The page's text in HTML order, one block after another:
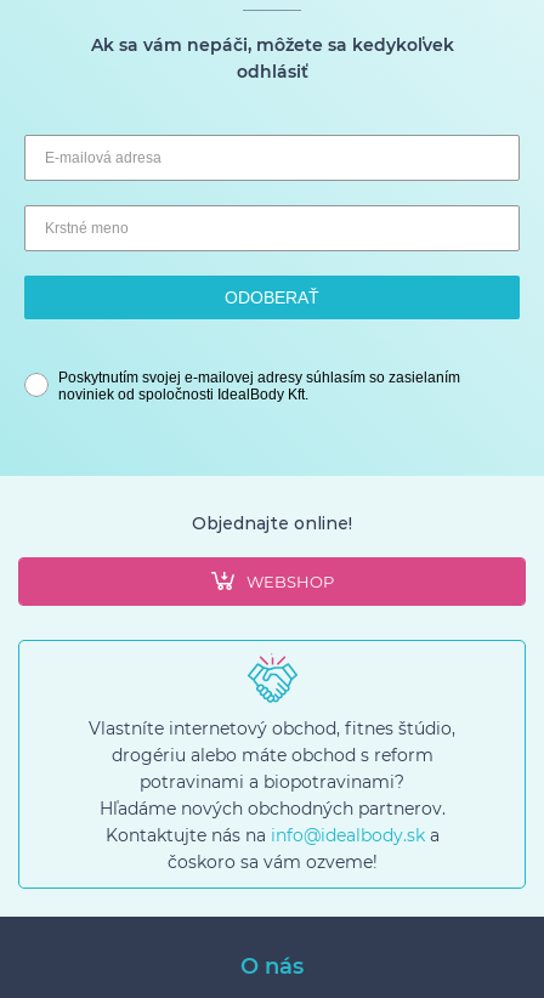
Ak sa vám nepáči, môžete sa kedykoľvek
odhlásiť
ODOBERAŤ
Poskytnutím svojej e-mailovej adresy súhlasím so zasielaním
noviniek od spoločnosti IdealBody Kft.
Objednajte online!
WEBSHOP
Vlastníte internetový obchod, fitnes štúdio,
drogériu alebo máte obchod s reform
potravinami a biopotravinami?
Hľadáme nových obchodných partnerov.
Kontaktujte nás na info@idealbody.ska
čoskoro sa vám ozveme!
O nás